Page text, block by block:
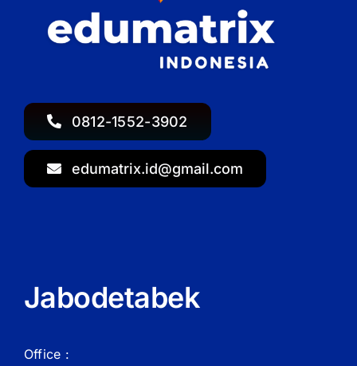
0812-1552-3902
edumatrix.id@gmail.com
Jabodetabek
Office :